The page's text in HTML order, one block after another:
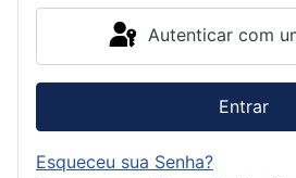
Autenticar com
Entrar
Esqueceu sua Senha?